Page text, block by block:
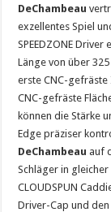
DeChambeau
exzellentes Spiel
SPEEDZONE
Länge von über
erste CNC-
CNC-gefräste
können die Stärke
Edge präziser
DeChambeau auf
Schläger in
CLOUDSPUN
Driver-Cap und den